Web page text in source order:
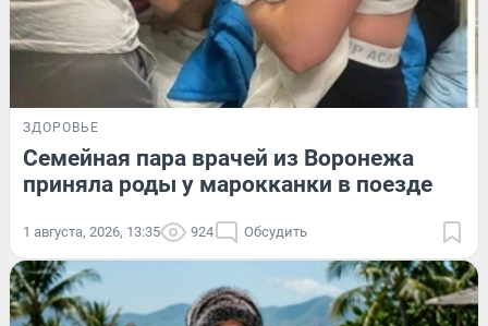
ЗДОРОВЬЕ
Семейная пара врачей из Воронежа
приняла роды у марокканки в поезде
1 августа, 2026, 13:35 924 Обсудить